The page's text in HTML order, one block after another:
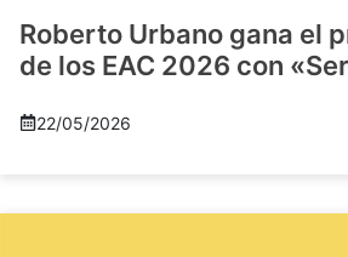
Roberto Urbano gana el
de los EAC 2026 con
22/05/2026